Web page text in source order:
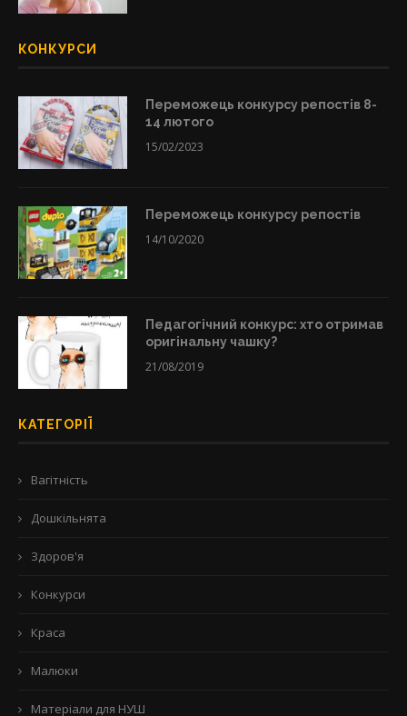
КОНКУРСИ
Переможець конкурсу репостів 8-
14 лютого
15/02/2023
Переможець конкурсу репостів
14/10/2020
Педагогічний конкурс: хто отримав
оригінальну чашку?
21/08/2019
КАТЕГОРІЇ
Вагітність
Дошкільнята
Здоров'я
Конкурси
Краса
Малюки
Матеріали для НУШ